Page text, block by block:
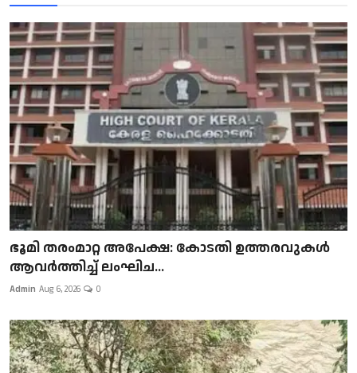
ഭൂമി തരംമാറ്റ അപേക്ഷ: കോടതി ഉത്തരവുകൾ
ആവർത്തിച്ച് ലംഘിച...
Admin Aug 6, 2026 0